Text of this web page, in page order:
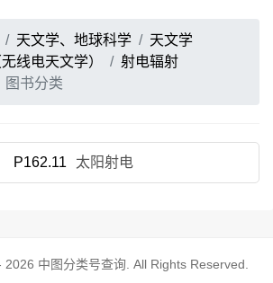
天文学、地球科学
天文学
线电天文学）
射电辐射
图书分类
P162.11 太阳射电
2026 中图分类号查询 . All Rights Reserved.